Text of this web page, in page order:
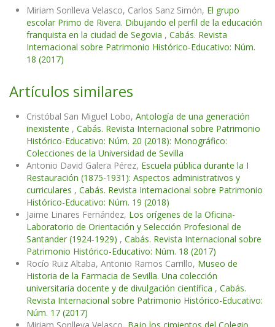
Miriam Sonlleva Velasco, Carlos Sanz Simón, El grupo
escolar Primo de Rivera. Dibujando el perfil de la educación
franquista en la ciudad de Segovia , Cabás. Revista
Internacional sobre Patrimonio Histórico-Educativo: Núm.
18 (2017)
Artículos similares
Cristóbal San Miguel Lobo, Antología de una generación
inexistente , Cabás. Revista Internacional sobre Patrimonio
Histórico-Educativo: Núm. 20 (2018): Monográfico:
Colecciones de la Universidad de Sevilla
Antonio David Galera Pérez, Escuela pública durante la I
Restauración (1875-1931): Aspectos administrativos y
curriculares , Cabás. Revista Internacional sobre Patrimonio
Histórico-Educativo: Núm. 19 (2018)
Jaime Linares Fernández, Los orígenes de la Oficina-
Laboratorio de Orientación y Selección Profesional de
Santander (1924-1929) , Cabás. Revista Internacional sobre
Patrimonio Histórico-Educativo: Núm. 18 (2017)
Rocío Ruiz Altaba, Antonio Ramos Carrillo, Museo de
Historia de la Farmacia de Sevilla. Una colección
universitaria docente y de divulgación científica , Cabás.
Revista Internacional sobre Patrimonio Histórico-Educativo:
Núm. 17 (2017)